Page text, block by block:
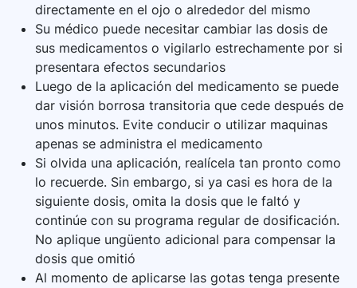
directamente en el ojo o alrededor del mismo
Su médico puede necesitar cambiar las dosis de
sus medicamentos o vigilarlo estrechamente por si
presentara efectos secundarios
Luego de la aplicación del medicamento se puede
dar visión borrosa transitoria que cede después de
unos minutos. Evite conducir o utilizar maquinas
apenas se administra el medicamento
Si olvida una aplicación, realícela tan pronto como
lo recuerde. Sin embargo, si ya casi es hora de la
siguiente dosis, omita la dosis que le faltó y
continúe con su programa regular de dosificación.
No aplique ungüento adicional para compensar la
dosis que omitió
Al momento de aplicarse las gotas tenga presente